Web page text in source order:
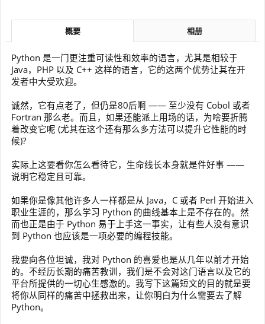
概要 相册
Python 是一门更注重可读性和效率的语言，尤其是相较于
Java，PHP 以及 C++ 这样的语言，它的这两个优势让其在开
发者中大受欢迎。
诚然，它有点老了，但仍是80后啊 —— 至少没有 Cobol 或者
Fortran 那么老。而且，如果还能派上用场的话，为啥要折腾
着改变它呢 (尤其在这个还有那么多方法可以提升它性能的时
候)?
实际上这要看你怎么看待它，生命线长本身就是件好事 ——
说明它稳定且可靠。
如果你是像其他许多人一样都是从 Java，C 或者 Perl 开始进入
职业生涯的，那么学习 Python 的曲线基本上是不存在的。然
而也正是由于 Python 易于上手这一事实，让有些人没有意识
到 Python 也应该是一项必要的编程技能。
我要向各位坦诚，我对 Python 的喜爱也是从几年以前才开始
的。不经历长期的痛苦教训，我们是不会对这门语言以及它的
平台所提供的一切心生感激的。我写下这篇短文的目的就是要
将你从同样的痛苦中拯救出来，让你明白为什么需要去了解
Python。